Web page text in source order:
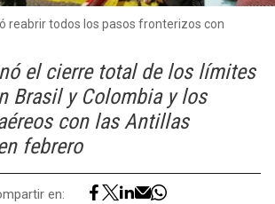
reabrir todos los pasos fronterizos con
el cierre total de los límites
Brasil y Colombia y los
con las Antillas
febrero
en: